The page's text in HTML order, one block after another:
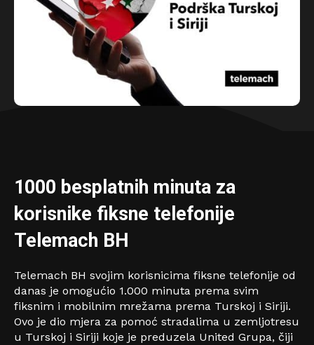
1000 besplatnih minuta za
korisnike fiksne telefonije
Telemach BH
Telemach BH svojim korisnicima fiksne telefonije od
danas je omogućio 1.000 minuta prema svim
fiksnim i mobilnim mrežama prema Turskoj i Siriji.
Ovo je dio mjera za pomoć stradalima u zemljotresu
u Turskoj i Siriji koje je preduzela United Grupa, čiji